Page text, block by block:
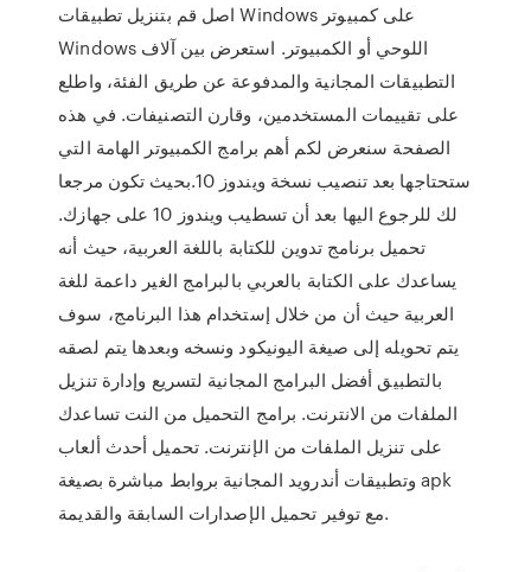
اصل قم بتنزيل تطبيقات Windows على كمبيوتر
Windows اللوحي أو الكمبيوتر. استعرض بين آلاف
التطبيقات المجانية والمدفوعة عن طريق الفئة، واطلع
على تقييمات المستخدمين، وقارن التصنيفات. في هذه
الصفحة سنعرض لكم أهم برامج الكمبيوتر الهامة التي
ستحتاجها بعد تنصيب نسخة ويندوز 10.بحيث تكون مرجعا
لك للرجوع اليها بعد أن تسطيب ويندوز 10 على جهازك.
تحميل برنامج تدوين للكتابة باللغة العربية، حيث أنه
يساعدك على الكتابة بالعربي بالبرامج الغير داعمة للغة
العربية حيث أن من خلال إستخدام هذا البرنامج، سوف
يتم تحويله إلى صيغة اليونيكود ونسخه وبعدها يتم لصقه
بالتطبيق أفضل البرامج المجانية لتسريع وإدارة تنزيل
الملفات من الانترنت. برامج التحميل من النت تساعدك
على تنزيل الملفات من الإنترنت. تحميل أحدث ألعاب
وتطبيقات أندرويد المجانية بروابط مباشرة بصيغة apk
مع توفير تحميل الإصدارات السابقة والقديمة.